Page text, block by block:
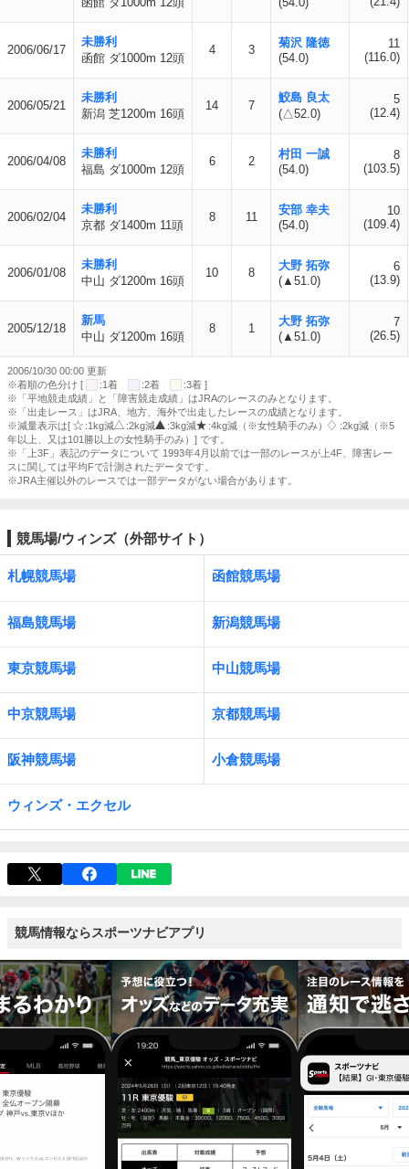
2006/06/17
未勝利
函館 ダ1000m 12頭
4 3
菊沢 隆徳
(54.0)
11
(116.0)
2006/05/21
未勝利
新潟 芝1200m 16頭
14 7
鮫島 良太
(△52.0)
5
(12.4)
2006/04/08
未勝利
福島 ダ1000m 12頭
6 2
村田 一誠
(54.0)
8
(103.5)
2006/02/04
未勝利
京都 ダ1400m 11頭
8 11
安部 幸夫
(54.0)
10
(109.4)
2006/01/08
未勝利
中山 ダ1200m 16頭
10 8
大野 拓弥
(▲51.0)
6
(13.9)
2005/12/18
新馬
中山 ダ1200m 16頭
8 1
大野 拓弥
(▲51.0)
7
(26.5)
2006/10/30 00:00 更新
※着順の色分け [
:1着 :2着
:3着 ]
※「平地競走成績」と「障害競走成績」はJRAのレースのみとなります。
※「出走レース」はJRA、地方、海外で出走したレースの成績となります。
※減量表示は[
:1kg減 :2kg減 :3kg減 :4kg減（※女性騎手のみ）
:2kg減（※5
年以上、又は101勝以上の女性騎手のみ）] です。
※「上3F」表記のデータについて 1993年4月以前では一部のレースが上4F、障害レー
スに関しては平均Fで計測されたデータです。
※JRA主催以外のレースでは一部データがない場合があります。
競馬場/ウィンズ（外部サイト）
札幌競馬場 函館競馬場
福島競馬場 新潟競馬場
東京競馬場 中山競馬場
中京競馬場 京都競馬場
阪神競馬場 小倉競馬場
ウィンズ・エクセル
競馬情報ならスポーツナビアプリ